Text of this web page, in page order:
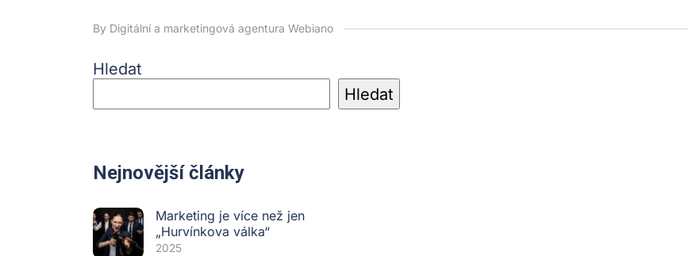
By Digitální a marketingová agentura Webiano
Hledat
Hledat
Nejnovější články
Marketing je více než jen
„Hurvínkova válka“
2025